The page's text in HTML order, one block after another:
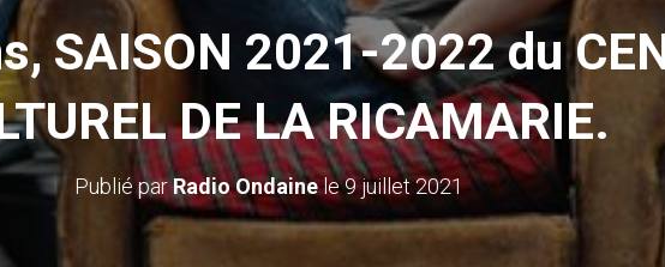
SAISON 2021-2022 du
DE LA RICAMARIE.
Publié parRadio Ondainele9 juillet 2021